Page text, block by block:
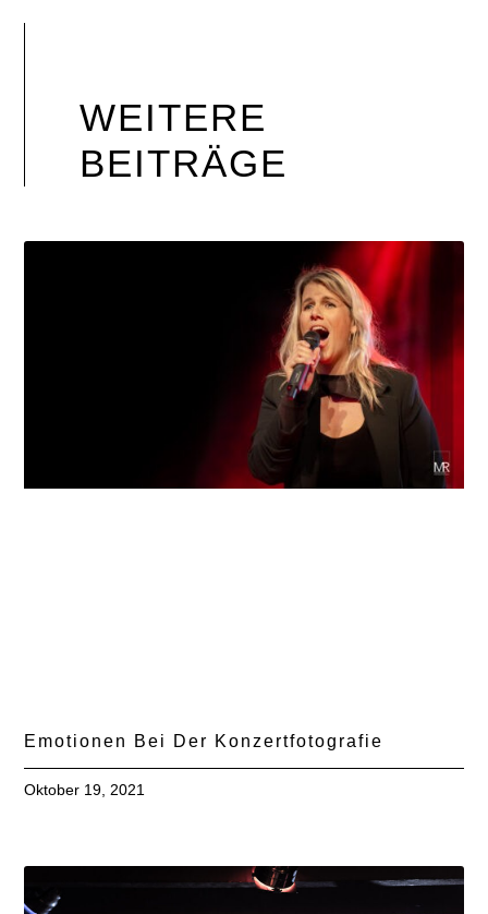
WEITERE
BEITRÄGE
Emotionen Bei Der Konzertfotografie
Oktober 19, 2021